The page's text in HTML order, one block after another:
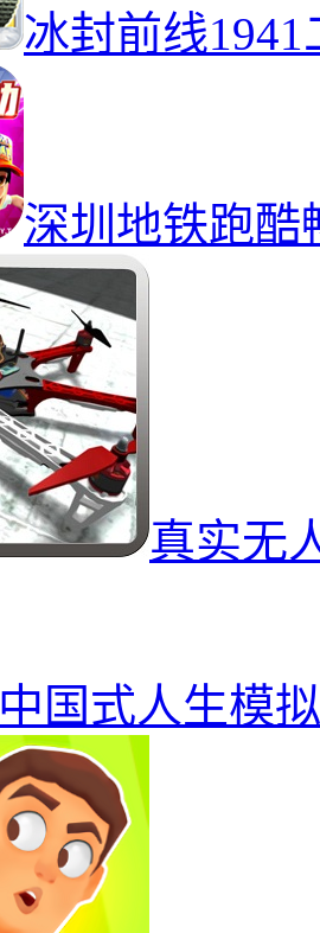
冰封前线
深圳地铁跑酷
真实无
中国式人生模